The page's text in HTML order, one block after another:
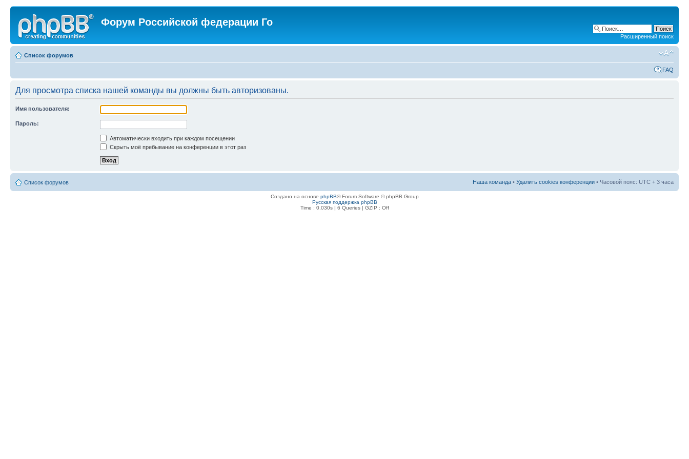
Форум Российской федерации Го
Расширенный поиск
Список форумов
FAQ
Для просмотра списка нашей команды вы должны быть авторизованы.
Имя пользователя:
Пароль:
Автоматически входить при каждом посещении
Скрыть моё пребывание на конференции в этот раз
Список форумов Наша команда • Удалить cookies конференции • Часовой пояс: UTC + 3 часа
Создано на основе phpBB® Forum Software © phpBB Group
Русская поддержка phpBB
Time : 0.030s | 6 Queries | GZIP : Off